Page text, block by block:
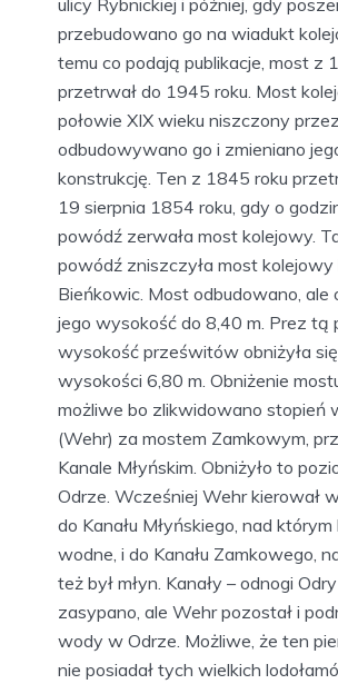
przebudowano go na wiadukt
temu co podają publikacje, most z
przetrwał do 1945 roku. Most
połowie XIX wieku niszczony
odbudowywano go i zmieniano
konstrukcję. Ten z 1845 roku
19 sierpnia 1854 roku, gdy o
powódź zerwała most kolejowy.
powódź zniszczyła most kolejowy
Bieńkowic. Most odbudowano, ale
jego wysokość do 8,40 m. Prez tą
wysokość prześwitów obniżyła
wysokości 6,80 m. Obniżenie
możliwe bo zlikwidowano stopień
(Wehr) za mostem Zamkowym,
Kanale Młyńskim. Obniżyło to
Odrze. Wcześniej Wehr kierował
do Kanału Młyńskiego, nad którym
wodne, i do Kanału Zamkowego,
też był młyn. Kanały – odnogi
zasypano, ale Wehr pozostał i
wody w Odrze. Możliwe, że ten
nie posiadał tych wielkich